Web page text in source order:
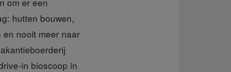
hutten bouwen,
nooit meer naar
in bioscoop in